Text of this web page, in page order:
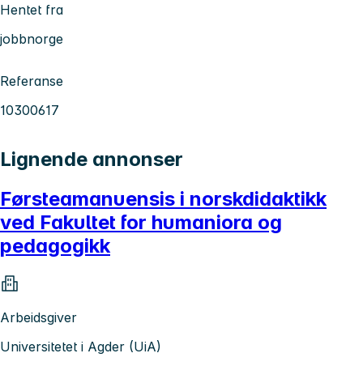
Hentet fra
jobbnorge
Referanse
10300617
Lignende annonser
Førsteamanuensis i norskdidaktikk
ved Fakultet for humaniora og
pedagogikk
Arbeidsgiver
Universitetet i Agder (UiA)